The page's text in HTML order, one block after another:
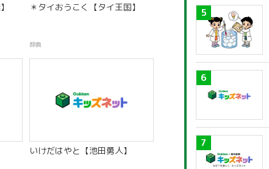
＊タイおうこく【タイ王国】
辞典
いけだはやと【池田勇人】